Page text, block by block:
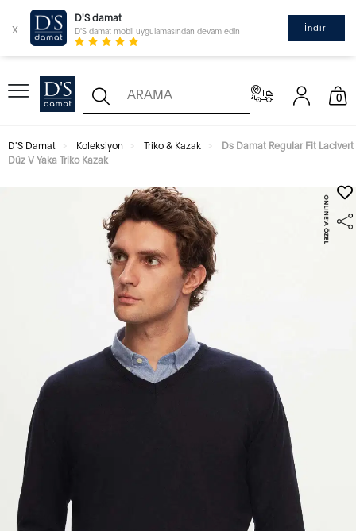
x
D'S damat
D'S damat mobil uygulamasından devam edin İndir
0
D'S Damat Koleksiyon Triko & Kazak
Ds Damat Regular Fit Lacivert
Düz V Yaka Triko Kazak